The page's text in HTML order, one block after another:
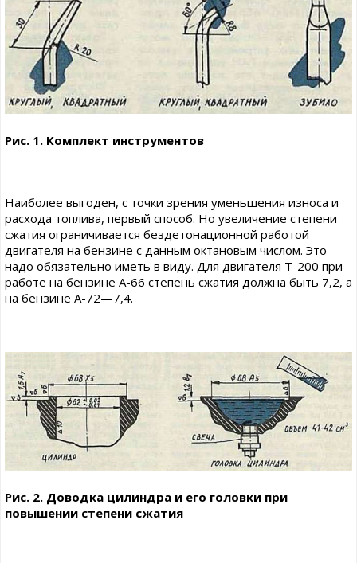
Рис. 1. Комплект инструментов
Наиболее выгоден, с точки зрения уменьшения износа и
расхода топлива, первый способ. Но увеличение степени
сжатия ограничивается бездетонационной работой
двигателя на бензине с данным октановым числом. Это
надо обязательно иметь в виду. Для двигателя Т-200 при
работе на бензине А-66 степень сжатия должна быть 7,2, а
на бензине А-72—7,4.
Рис. 2. Доводка цилиндра и его головки при
повышении степени сжатия